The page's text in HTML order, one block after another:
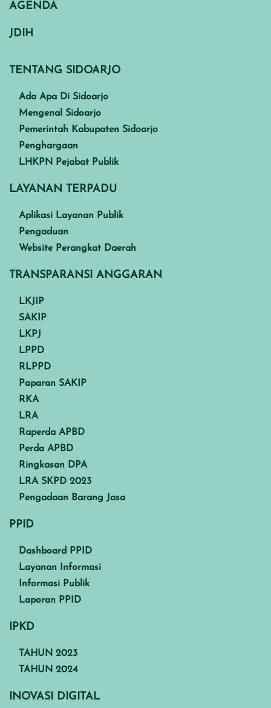
AGENDA
JDIH
TENTANG SIDOARJO
Ada Apa Di Sidoarjo
Mengenal Sidoarjo
Pemerintah Kabupaten Sidoarjo
Penghargaan
LHKPN Pejabat Publik
LAYANAN TERPADU
Aplikasi Layanan Publik
Pengaduan
Website Perangkat Daerah
TRANSPARANSI ANGGARAN
LKJIP
SAKIP
LKPJ
LPPD
RLPPD
Paparan SAKIP
RKA
LRA
Raperda APBD
Perda APBD
Ringkasan DPA
LRA SKPD 2023
Pengadaan Barang Jasa
PPID
Dashboard PPID
Layanan Informasi
Informasi Publik
Laporan PPID
IPKD
TAHUN 2023
TAHUN 2024
INOVASI DIGITAL